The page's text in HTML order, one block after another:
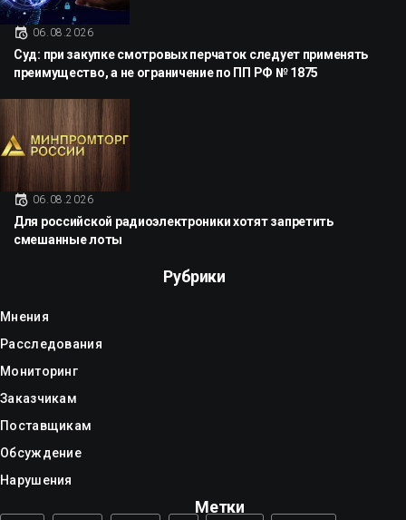
06.08.2026
Суд: при закупке смотровых перчаток следует применять
преимущество, а не ограничение по ПП РФ № 1875
06.08.2026
Для российской радиоэлектроники хотят запретить
смешанные лоты
Рубрики
Мнения
Расследования
Мониторинг
Заказчикам
Поставщикам
Обсуждение
Нарушения
Метки